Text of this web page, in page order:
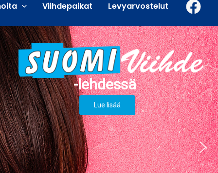
Viihdepaikat Levyarvostelut
Lue lisää